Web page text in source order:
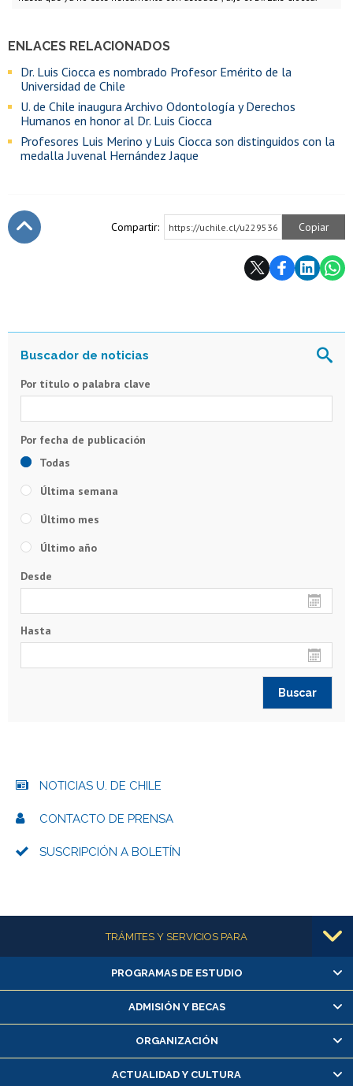
ENLACES RELACIONADOS
Dr. Luis Ciocca es nombrado Profesor Emérito de la
Universidad de Chile
U. de Chile inaugura Archivo Odontología y Derechos
Humanos en honor al Dr. Luis Ciocca
Profesores Luis Merino y Luis Ciocca son distinguidos con la
medalla Juvenal Hernández Jaque
Compartir: https://uchile.cl/u229536 Copiar
Por título o palabra clave
Todas
Última semana
Último mes
Último año
Desde
Hasta
NOTICIAS U. DE CHILE
CONTACTO DE PRENSA
SUSCRIPCIÓN A BOLETÍN
Más informaciónTRÁMITES Y SERVICIOS PARA
Alumnas/os y exalumnas/os
Matrícula en línea
Inscripción y cambio de asignaturas
Consulta y certificado de notas
PROGRAMAS DE ESTUDIO
ADMISIÓN Y BECAS
ORGANIZACIÓN
ACTUALIDAD Y CULTURA